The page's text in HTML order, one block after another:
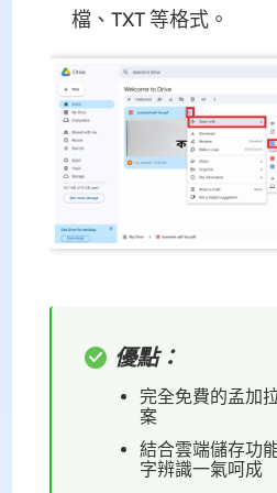
檔、TXT 等格式。
優點：
完全免費的孟加
案
結合雲端儲存功
字辨識一氣呵成